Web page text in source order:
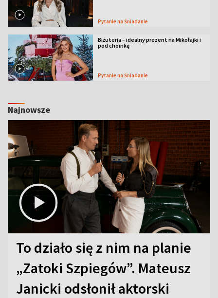
Pytanie na Śniadanie
Biżuteria – idealny prezent na Mikołajki i
pod choinkę
Pytanie na Śniadanie
Najnowsze
To działo się z nim na planie
„Zatoki Szpiegów”. Mateusz
Janicki odsłonił aktorski